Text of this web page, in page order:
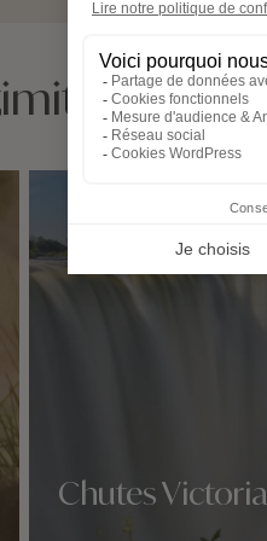
de
Chutes Victoria